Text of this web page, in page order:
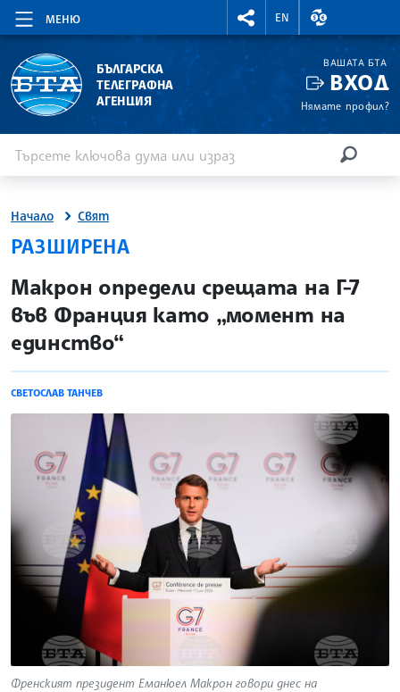
МЕНЮ
RIGHTMENU.SOCIAL
EN
ВАЛУТНИ
БЪЛГАРСКА
ТЕЛЕГРАФНА
АГЕНЦИЯ
ВАШАТА БТА
ВХОД
Нямате профил?
Начало Свят
РАЗШИРЕНА
site.bta
Макрон определи срещата на Г-7
във Франция като „момент на
единство“
СВЕТОСЛАВ ТАНЧЕВ
Френският президент Еманюел Макрон говори днес на